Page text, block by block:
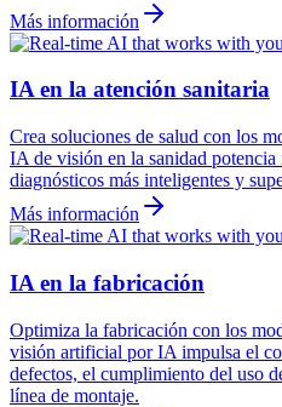
Más información
IA en la atención sanitaria
Crea soluciones de salud con los
IA de visión en la sanidad potencia
diagnósticos más inteligentes y
Más información
IA en la fabricación
Optimiza la fabricación con los
visión artificial por IA impulsa el
defectos, el cumplimiento del uso
línea de montaje.